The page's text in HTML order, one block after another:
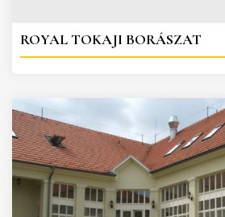
ROYAL TOKAJI BORÁSZAT